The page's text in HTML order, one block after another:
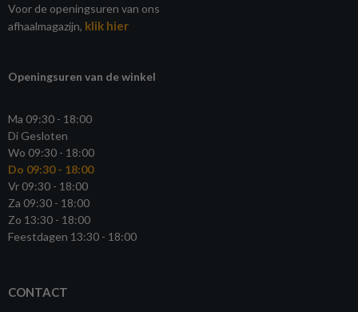
Voor de openingsuren van ons
afhaalmagazijn, klik hier
Openingsuren van de winkel
Ma 09:30 - 18:00
Di Gesloten
Wo 09:30 - 18:00
Do 09:30 - 18:00
Vr 09:30 - 18:00
Za 09:30 - 18:00
Zo 13:30 - 18:00
Feestdagen 13:30 - 18:00
CONTACT